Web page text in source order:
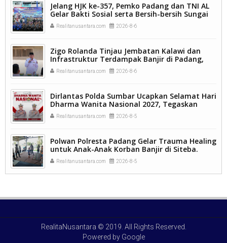
Jelang HJK ke-357, Pemko Padang dan TNI AL
Gelar Bakti Sosial serta Bersih-bersih Sungai
Batang Arau.
Realitanusantara.com 2026-8-6
Zigo Rolanda Tinjau Jembatan Kalawi dan
Infrastruktur Terdampak Banjir di Padang,
Pemulihan Pascabencana Jadi Prioritas.
Realitanusantara.com 2026-8-6
Dirlantas Polda Sumbar Ucapkan Selamat Hari
Dharma Wanita Nasional 2027, Tegaskan
Peran Perempuan sebagai Pilar Bangsa
Realitanusantara.com 2026-8-5
Polwan Polresta Padang Gelar Trauma Healing
untuk Anak-Anak Korban Banjir di Siteba.
Realitanusantara.com 2026-8-5
RealitaNusantara © 2019. All Rights Reserved.
Powered by Google